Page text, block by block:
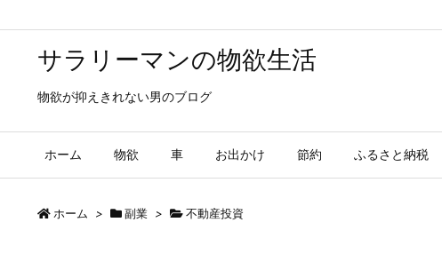
サラリーマンの物欲生活
物欲が抑えきれない男のブログ
ホーム 物欲 車 お出かけ 節約 ふるさと納税
ホーム > 副業 > 不動産投資